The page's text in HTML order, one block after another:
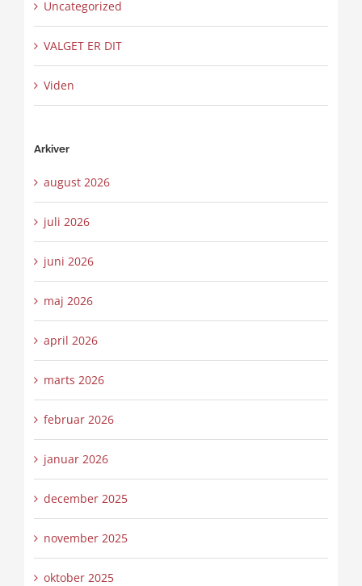
Uncategorized
VALGET ER DIT
Viden
Arkiver
august 2026
juli 2026
juni 2026
maj 2026
april 2026
marts 2026
februar 2026
januar 2026
december 2025
november 2025
oktober 2025